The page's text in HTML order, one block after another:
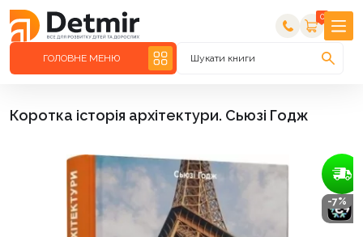
0
ГОЛОВНЕ МЕНЮ Шукати книги
Коротка історія архітектури. Сьюзі Годж
-7%